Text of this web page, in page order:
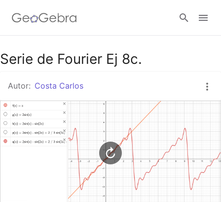
Google Classroom
GeoGebra Classroom
Abrir sesión
Serie de Fourier Ej 8c.
Autor: Costa Carlos